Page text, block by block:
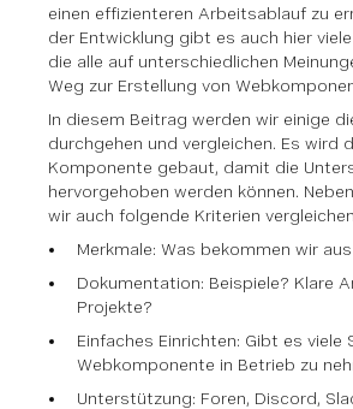
einen effizienteren Arbeitsablauf zu
der Entwicklung gibt es auch hier
die alle auf unterschiedlichen
Weg zur Erstellung von
In diesem Beitrag werden wir einige
durchgehen und vergleichen. Es wird
Komponente gebaut, damit die
hervorgehoben werden können.
wir auch folgende Kriterien
Merkmale: Was bekommen wir
Dokumentation: Beispiele? Klare
Projekte?
Einfaches Einrichten: Gibt es viele
Webkomponente in Betrieb zu
Unterstützung: Foren, Discord,